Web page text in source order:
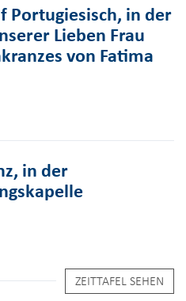
Portugiesisch, in der
Lieben Frau
von Fatima
in der
ZEITTAFEL SEHEN